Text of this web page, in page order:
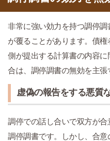
非常に強い効力を持つ調停
が覆ることがあります。債
側が提出する計算書の内容
合は、調停調書の無効を主張
虚偽の報告をする悪質
調停での話し合いで双方が
調停調書です。しかし、合